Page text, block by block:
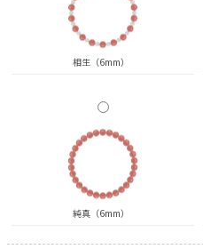
相生（6mm）
純真（6mm）